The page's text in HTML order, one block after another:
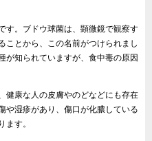
。ブドウ球菌は、顕微鏡で観察す
ことから、この名前がつけられまし
が知られていますが、食中毒の原因
康な人の皮膚やのどなどにも存在
や湿疹があり、傷口が化膿している
ます。